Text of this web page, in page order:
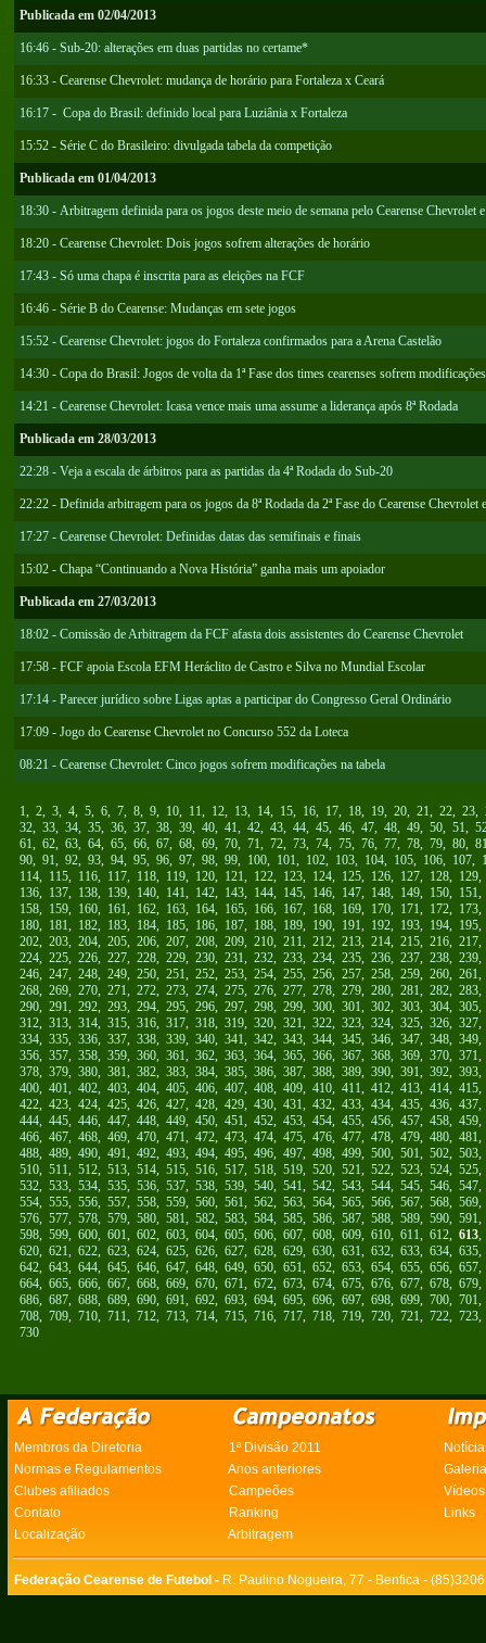
Publicada em 02/04/2013
16:46 - Sub-20: alterações em duas partidas no certame*
16:33 - Cearense Chevrolet: mudança de horário para Fortaleza x Ceará
16:17 - Copa do Brasil: definido local para Luziânia x Fortaleza
15:52 - Série C do Brasileiro: divulgada tabela da competição
Publicada em 01/04/2013
18:30 - Arbitragem definida para os jogos deste meio de semana pelo Cearense Chevrolet
18:20 - Cearense Chevrolet: Dois jogos sofrem alterações de horário
17:43 - Só uma chapa é inscrita para as eleições na FCF
16:46 - Série B do Cearense: Mudanças em sete jogos
15:52 - Cearense Chevrolet: jogos do Fortaleza confirmados para a Arena Castelão
14:30 - Copa do Brasil: Jogos de volta da 1ª Fase dos times cearenses sofrem modificações
14:21 - Cearense Chevrolet: Icasa vence mais uma assume a liderança após 8ª Rodada
Publicada em 28/03/2013
22:28 - Veja a escala de árbitros para as partidas da 4ª Rodada do Sub-20
22:22 - Definida arbitragem para os jogos da 8ª Rodada da 2ª Fase do Cearense Chevrolet
17:27 - Cearense Chevrolet: Definidas datas das semifinais e finais
15:02 - Chapa “Continuando a Nova História” ganha mais um apoiador
Publicada em 27/03/2013
18:02 - Comissão de Arbitragem da FCF afasta dois assistentes do Cearense Chevrolet
17:58 - FCF apoia Escola EFM Heráclito de Castro e Silva no Mundial Escolar
17:14 - Parecer jurídico sobre Ligas aptas a participar do Congresso Geral Ordinário
17:09 - Jogo do Cearense Chevrolet no Concurso 552 da Loteca
08:21 - Cearense Chevrolet: Cinco jogos sofrem modificações na tabela
1, 2, 3, 4, 5, 6, 7, 8, 9, 10, 11, 12, 13, 14, 15, 16, 17, 18, 19, 20, 21, 22, 23,
32, 33, 34, 35, 36, 37, 38, 39, 40, 41, 42, 43, 44, 45, 46, 47, 48, 49, 50, 51,
61, 62, 63, 64, 65, 66, 67, 68, 69, 70, 71, 72, 73, 74, 75, 76, 77, 78, 79, 80,
90, 91, 92, 93, 94, 95, 96, 97, 98, 99, 100, 101, 102, 103, 104, 105, 106, 107,
114, 115, 116, 117, 118, 119, 120, 121, 122, 123, 124, 125, 126, 127, 128, 129
136, 137, 138, 139, 140, 141, 142, 143, 144, 145, 146, 147, 148, 149, 150, 151
158, 159, 160, 161, 162, 163, 164, 165, 166, 167, 168, 169, 170, 171, 172, 173
180, 181, 182, 183, 184, 185, 186, 187, 188, 189, 190, 191, 192, 193, 194, 195
202, 203, 204, 205, 206, 207, 208, 209, 210, 211, 212, 213, 214, 215, 216, 217
224, 225, 226, 227, 228, 229, 230, 231, 232, 233, 234, 235, 236, 237, 238, 239
246, 247, 248, 249, 250, 251, 252, 253, 254, 255, 256, 257, 258, 259, 260, 261
268, 269, 270, 271, 272, 273, 274, 275, 276, 277, 278, 279, 280, 281, 282, 283
290, 291, 292, 293, 294, 295, 296, 297, 298, 299, 300, 301, 302, 303, 304, 305
312, 313, 314, 315, 316, 317, 318, 319, 320, 321, 322, 323, 324, 325, 326, 327
334, 335, 336, 337, 338, 339, 340, 341, 342, 343, 344, 345, 346, 347, 348, 349
356, 357, 358, 359, 360, 361, 362, 363, 364, 365, 366, 367, 368, 369, 370, 371
378, 379, 380, 381, 382, 383, 384, 385, 386, 387, 388, 389, 390, 391, 392, 393
400, 401, 402, 403, 404, 405, 406, 407, 408, 409, 410, 411, 412, 413, 414, 415
422, 423, 424, 425, 426, 427, 428, 429, 430, 431, 432, 433, 434, 435, 436, 437
444, 445, 446, 447, 448, 449, 450, 451, 452, 453, 454, 455, 456, 457, 458, 459
466, 467, 468, 469, 470, 471, 472, 473, 474, 475, 476, 477, 478, 479, 480, 481
488, 489, 490, 491, 492, 493, 494, 495, 496, 497, 498, 499, 500, 501, 502, 503
510, 511, 512, 513, 514, 515, 516, 517, 518, 519, 520, 521, 522, 523, 524, 525
532, 533, 534, 535, 536, 537, 538, 539, 540, 541, 542, 543, 544, 545, 546, 547
554, 555, 556, 557, 558, 559, 560, 561, 562, 563, 564, 565, 566, 567, 568, 569
576, 577, 578, 579, 580, 581, 582, 583, 584, 585, 586, 587, 588, 589, 590, 591
598, 599, 600, 601, 602, 603, 604, 605, 606, 607, 608, 609, 610, 611, 612, 613
620, 621, 622, 623, 624, 625, 626, 627, 628, 629, 630, 631, 632, 633, 634, 635
642, 643, 644, 645, 646, 647, 648, 649, 650, 651, 652, 653, 654, 655, 656, 657
664, 665, 666, 667, 668, 669, 670, 671, 672, 673, 674, 675, 676, 677, 678, 679
686, 687, 688, 689, 690, 691, 692, 693, 694, 695, 696, 697, 698, 699, 700, 701
708, 709, 710, 711, 712, 713, 714, 715, 716, 717, 718, 719, 720, 721, 722, 723
730
Membros da Diretoria 1ª Divisão 2011
Normas e Regulamentos
Anos anteriores
Clubes afiliados
Campeões
Vídeos
Contato
Ranking
Links
Localização
Arbitragem
Federação Cearense de Futebol - R. Paulino Nogueira, 77 - Benfica -